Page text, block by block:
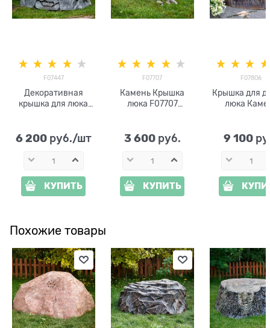
F07447
Декоративная
крышка для люка
6 200 руб./шт
КУПИТЬ
F07707
Камень Крышка
люка F07707
3 600 руб.
КУПИТЬ
F07806
Крышка для
люка
ширина 95
9 100
Похожие товары